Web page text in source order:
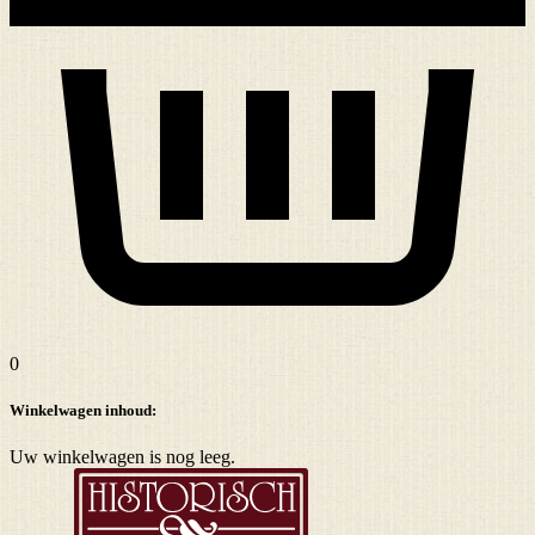
0
Winkelwagen inhoud:
Uw winkelwagen is nog leeg.